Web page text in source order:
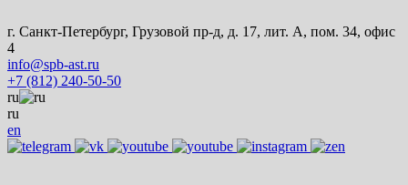
г. Санкт-Петербург, Грузовой пр-д, д. 17, лит. А, пом. 34, офис
4
info@spb-ast.ru
+7 (812) 240-50-50
ru
ru
en